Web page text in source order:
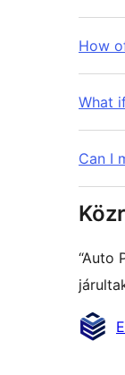
How
What
Can I
“Auto